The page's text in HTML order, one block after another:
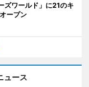
ズワールド」に21のキ
ープン
ュース